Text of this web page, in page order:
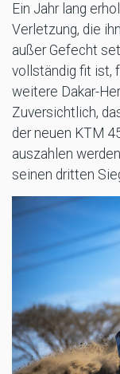
Ein Jahr lang
Verletzung, die
außer Gefecht
vollständig fit ist,
weitere Dakar-
Zuversichtlich,
der neuen KTM
auszahlen
seinen dritten